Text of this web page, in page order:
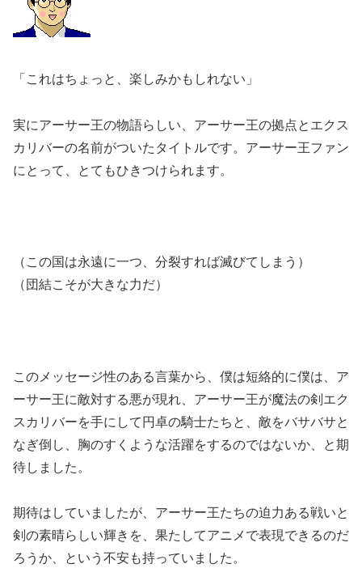
「これはちょっと、楽しみかもしれない」
実にアーサー王の物語らしい、アーサー王の拠点とエクス
カリバーの名前がついたタイトルです。アーサー王ファン
にとって、とてもひきつけられます。
（この国は永遠に一つ、分裂すれば滅びてしまう）
（団結こそが大きな力だ）
このメッセージ性のある言葉から、僕は短絡的に僕は、ア
ーサー王に敵対する悪が現れ、アーサー王が魔法の剣エク
スカリバーを手にして円卓の騎士たちと、敵をバサバサと
なぎ倒し、胸のすくような活躍をするのではないか、と期
待しました。
期待はしていましたが、アーサー王たちの迫力ある戦いと
剣の素晴らしい輝きを、果たしてアニメで表現できるのだ
ろうか、という不安も持っていました。